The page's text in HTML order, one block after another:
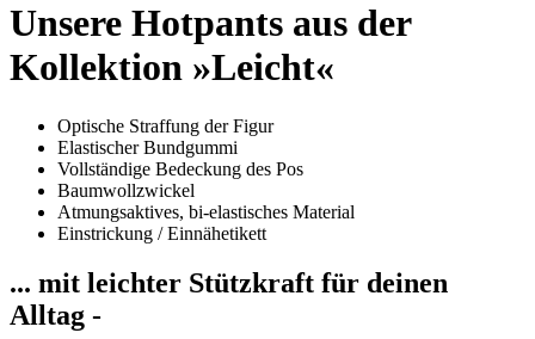
Unsere Hotpants aus der
Kollektion »Leicht«
Optische Straffung der Figur
Elastischer Bundgummi
Vollständige Bedeckung des Pos
Baumwollzwickel
Atmungsaktives, bi-elastisches Material
Einstrickung / Einnähetikett
... mit leichter Stützkraft für deinen
Alltag -